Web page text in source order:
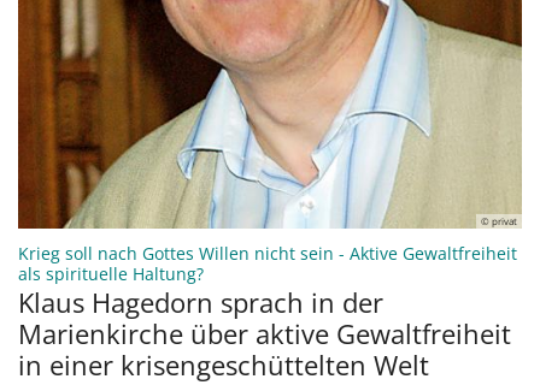
© privat
Krieg soll nach Gottes Willen nicht sein - Aktive Gewaltfreiheit
als spirituelle Haltung?:
Klaus Hagedorn sprach in der
Marienkirche über aktive Gewaltfreiheit
in einer krisengeschüttelten Welt